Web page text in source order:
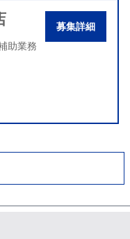
助業務
募集詳細